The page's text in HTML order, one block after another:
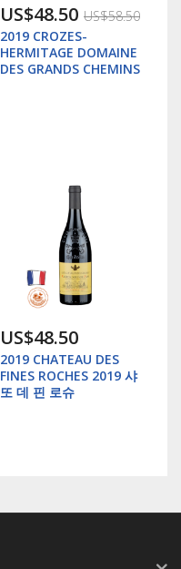
US$48.50 US$58.50
2019 CROZES-
HERMITAGE DOMAINE
DES GRANDS CHEMINS
US$48.50
2019 CHATEAU DES
FINES ROCHES 2019 샤
또 데 핀 로슈